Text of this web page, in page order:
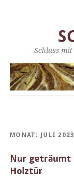
Schluss mit
MONAT: JULI 2023
Nur geträumt
Holztür